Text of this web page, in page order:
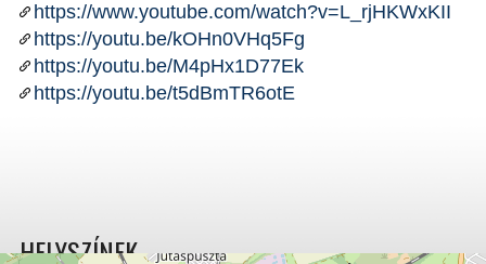
https://www.youtube.com/watch?v=L_rjHKWxKII
https://youtu.be/kOHn0VHq5Fg
https://youtu.be/M4pHx1D77Ek
https://youtu.be/t5dBmTR6otE
HELYSZÍNEK